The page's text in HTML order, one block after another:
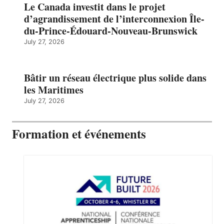
Le Canada investit dans le projet
d’agrandissement de l’interconnexion Île-
du-Prince-Édouard-Nouveau-Brunswick
July 27, 2026
Bâtir un réseau électrique plus solide dans
les Maritimes
July 27, 2026
Formation et événements